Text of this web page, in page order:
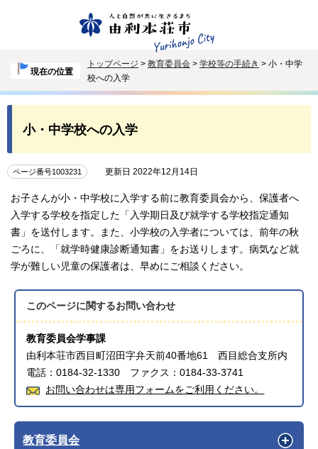
現在の位置
トップページ > 教育委員会 > 学校等の手続き > 小・中学
校への入学
小・中学校への入学
ページ番号1003231 更新日 2022年12月14日
お子さんが小・中学校に入学する前に教育委員会から、保護者へ
入学する学校を指定した「入学期日及び就学する学校指定通知
書」を送付します。また、小学校の入学者については、前年の秋
ごろに、「就学時健康診断通知書」をお送りします。病気など就
学が難しい児童の保護者は、早めにご相談ください。
このページに関するお問い合わせ
教育委員会学事課
由利本荘市西目町沼田字弁天前40番地61 西目総合支所内
電話：0184-32-1330 ファクス：0184-33-3741
お問い合わせは専用フォームをご利用ください。
教育委員会